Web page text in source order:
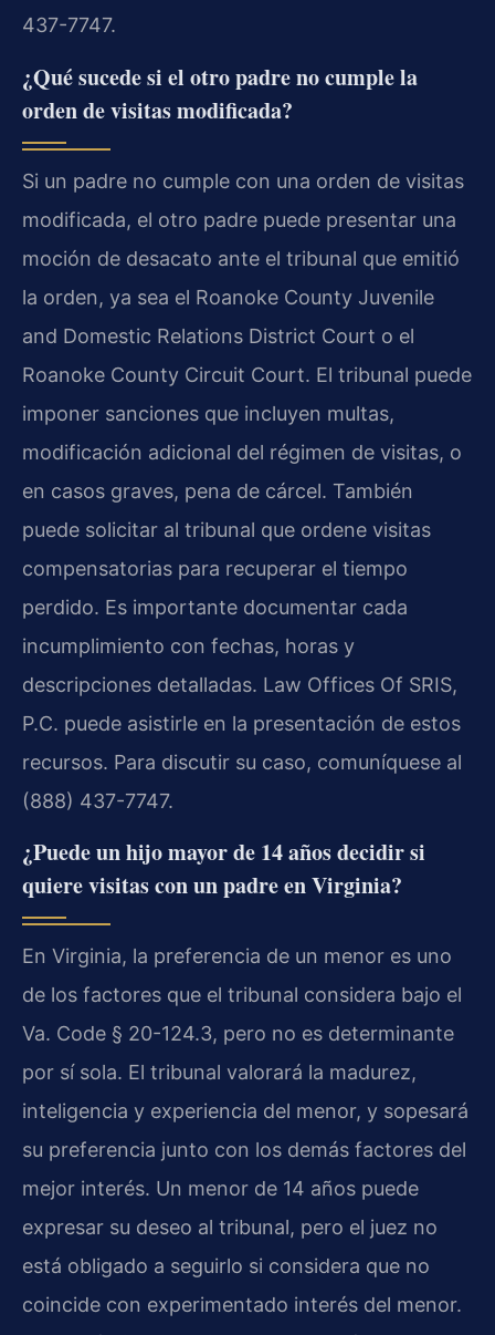
437-7747.
¿Qué sucede si el otro padre no cumple la
orden de visitas modificada?
Si un padre no cumple con una orden de visitas
modificada, el otro padre puede presentar una
moción de desacato ante el tribunal que emitió
la orden, ya sea el Roanoke County Juvenile
and Domestic Relations District Court o el
Roanoke County Circuit Court. El tribunal puede
imponer sanciones que incluyen multas,
modificación adicional del régimen de visitas, o
en casos graves, pena de cárcel. También
puede solicitar al tribunal que ordene visitas
compensatorias para recuperar el tiempo
perdido. Es importante documentar cada
incumplimiento con fechas, horas y
descripciones detalladas. Law Offices Of SRIS,
P.C. puede asistirle en la presentación de estos
recursos. Para discutir su caso, comuníquese al
(888) 437-7747.
¿Puede un hijo mayor de 14 años decidir si
quiere visitas con un padre en Virginia?
En Virginia, la preferencia de un menor es uno
de los factores que el tribunal considera bajo el
Va. Code § 20-124.3, pero no es determinante
por sí sola. El tribunal valorará la madurez,
inteligencia y experiencia del menor, y sopesará
su preferencia junto con los demás factores del
mejor interés. Un menor de 14 años puede
expresar su deseo al tribunal, pero el juez no
está obligado a seguirlo si considera que no
coincide con experimentado interés del menor.